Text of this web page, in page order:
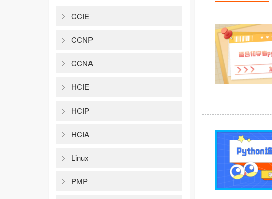
CCIE
CCNP
CCNA
HCIE
HCIP
HCIA
Linux
PMP